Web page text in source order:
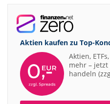
Aktien kaufen zu Top-
Aktien,
mehr –
handeln